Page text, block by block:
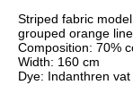
Striped fabric
grouped orange
Composition: 70%
Width: 160 cm
Dye: Indanthren vat